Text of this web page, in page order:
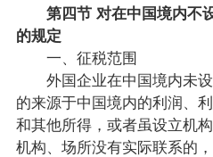
第四节 对在中国境内不
的规定
一、征税范围
外国企业在中国境内未设
的来源于中国境内的利润、
和其他所得，或者虽设立机
机构、场所没有实际联系的